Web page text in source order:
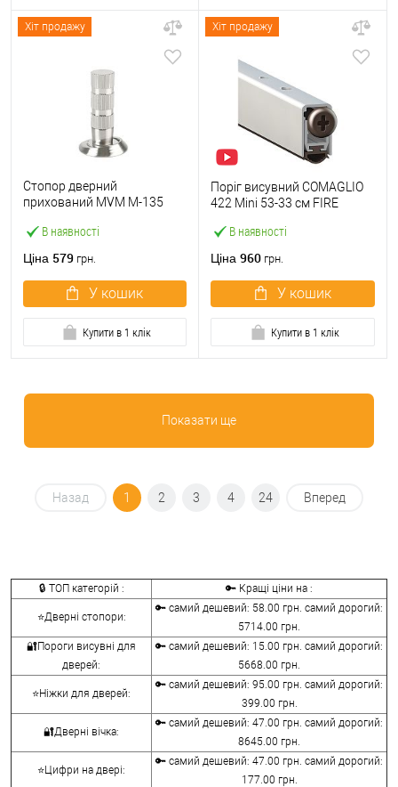
Хіт продажу
В наявності
Стопор дверний
прихований MVM M-135
нікель
Ціна 579 грн.
У кошик
Купити в 1 клік
Хіт продажу
В наявності
Поріг висувний COMAGLIO
422 Mini 53-33 cм FIRE
Ціна 960 грн.
У кошик
Купити в 1 клік
Показати ще
Назад 1 2 3 4 24 Вперед
🔒 ТОП категорій : 🔑 Кращі ціни на :
⭐Дверні стопори:
🔑 самий дешевий: 58.00 грн. самий дорогий:
5714.00 грн.
🔐Пороги висувні для
дверей:
🔑 самий дешевий: 15.00 грн. самий дорогий:
5668.00 грн.
⭐Ніжки для дверей:
🔑 самий дешевий: 95.00 грн. самий дорогий:
399.00 грн.
🔐Дверні вічка:
🔑 самий дешевий: 47.00 грн. самий дорогий:
8645.00 грн.
⭐Цифри на двері:
🔑 самий дешевий: 47.00 грн. самий дорогий:
177.00 грн.